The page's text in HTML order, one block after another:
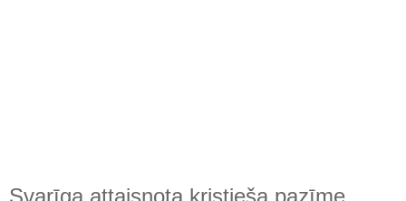
Svarīga attaisnota kristieša pazīme